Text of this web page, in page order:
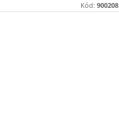
Kód: 900208